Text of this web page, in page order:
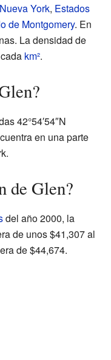
Nueva York, Estados
de Montgomery. En
La densidad de
km².
42°54′54″N
en una parte
de Glen?
del año 2000, la
de unos $41,307 al
de $44,674.